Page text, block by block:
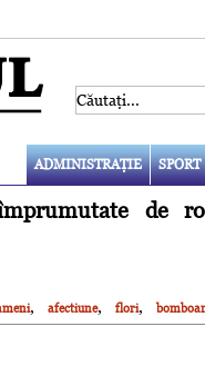
ADMINISTRAŢIE SPORT
de
, afectiune, flori,